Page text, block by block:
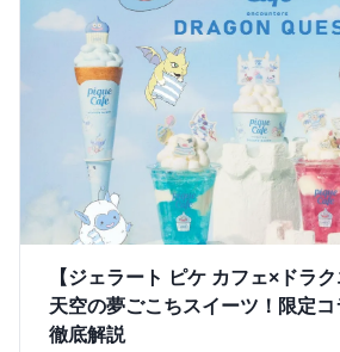
【ジェラート ピケ カフェ×ドラ
天空の夢ごこちスイーツ！限定
徹底解説